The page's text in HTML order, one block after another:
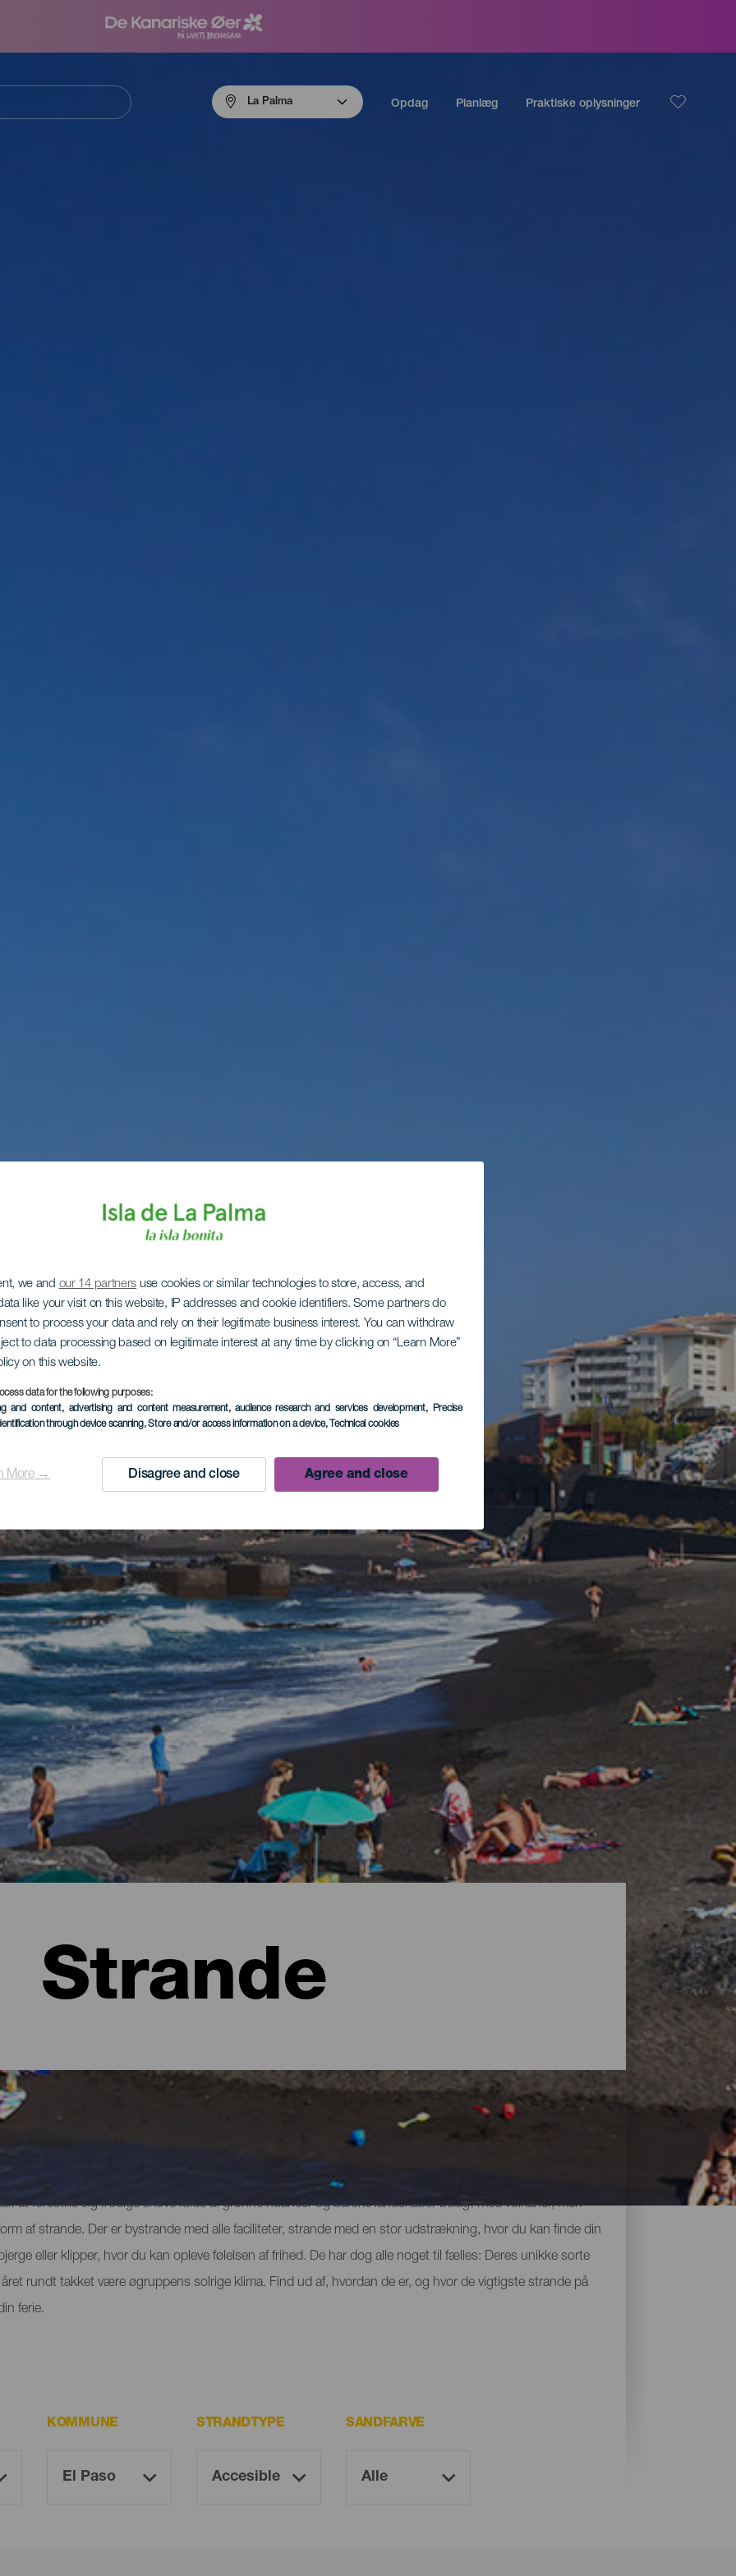
we and our 14 partners use cookies or similar technologies to store, access, and
like your visit on this website, IP addresses and cookie identifiers. Some partners do
to process your data and rely on their legitimate business interest. You can withdraw
to data processing based on legitimate interest at any time by clicking on “Learn More”
on this website.
data for the following purposes:
and content, advertising and content measurement, audience research and services development, Precise
through device scanning, Store and/or access information on a device, Technical cookies
More → Disagree and close Agree and close
La Palma Opdag Planlæg Praktiske oplysninger
Strande
at forestille sig frodige skove fulde af grønne nuancer og barske landskaber belagt med vulkaner, men
af strande. Der er bystrande med alle faciliteter, strande med en stor udstrækning, hvor du kan finde din
eller klipper, hvor du kan opleve følelsen af frihed. De har dog alle noget til fælles: Deres unikke sorte
rundt takket være øgruppens solrige klima. Find ud af, hvordan de er, og hvor de vigtigste strande på
ferie.
KOMMUNE STRANDTYPE SANDFARVE